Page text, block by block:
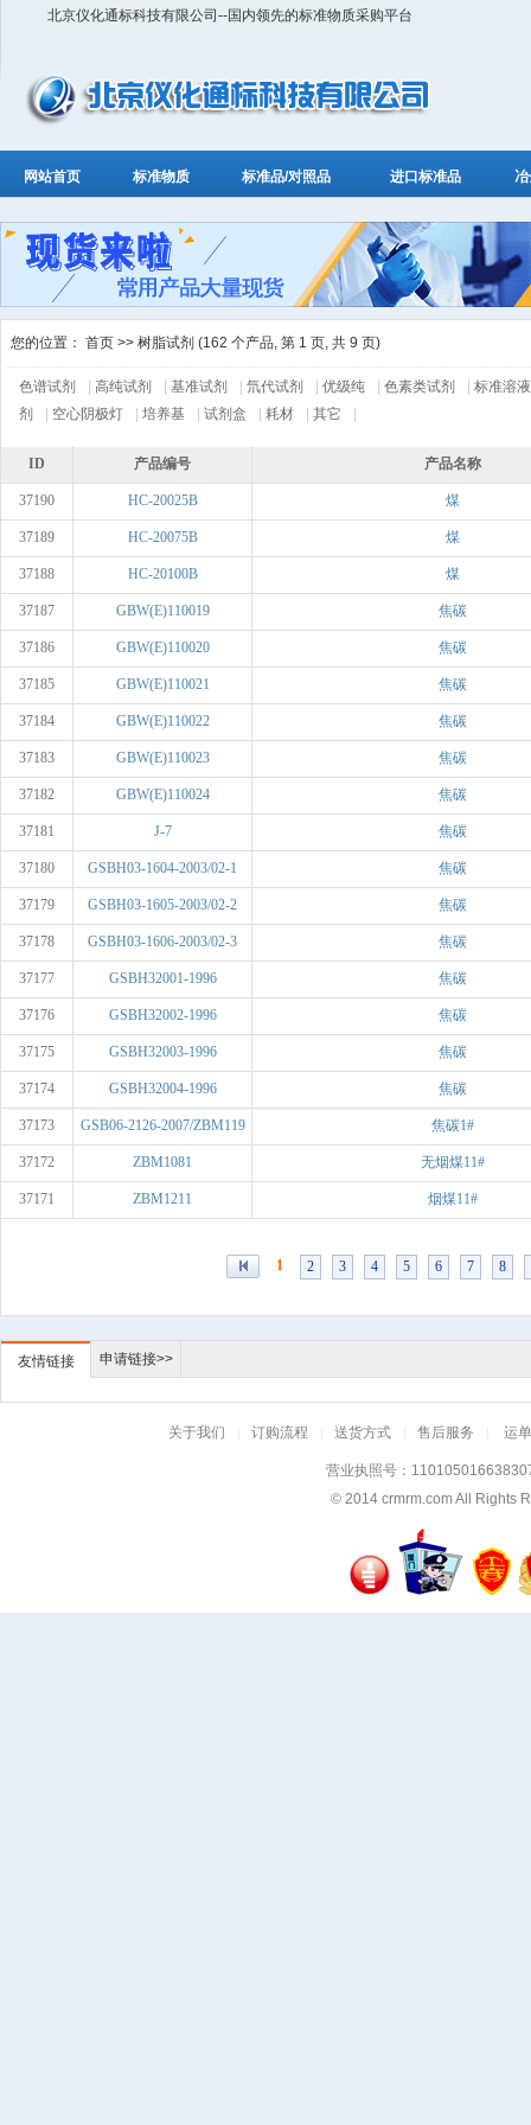
北京仪化通标科技有限公司--国内领先的标准物质采购平台
网站首页 标准物质 标准品/对照品 进口标准品
您的位置： 首页 >> 树脂试剂 (162 个产品, 第 1 页, 共 9 页)
色谱试剂 高纯试剂 基准试剂 氘代试剂 优级纯 色素类试剂
标准溶液
剂
空心阴极灯 培养基 试剂盒 耗材 其它
ID 产品编号 产品名称
37190 HC-20025B 煤
37189 HC-20075B 煤
37188 HC-20100B 煤
37187 GBW(E)110019 焦碳
37186 GBW(E)110020 焦碳
37185 GBW(E)110021 焦碳
37184 GBW(E)110022 焦碳
37183 GBW(E)110023 焦碳
37182 GBW(E)110024 焦碳
37181 J-7 焦碳
37180 GSBH03-1604-2003/02-1 焦碳
37179 GSBH03-1605-2003/02-2 焦碳
37178 GSBH03-1606-2003/02-3 焦碳
37177 GSBH32001-1996 焦碳
37176 GSBH32002-1996 焦碳
37175 GSBH32003-1996 焦碳
37174 GSBH32004-1996 焦碳
37173 GSB06-2126-2007/ZBM119 焦碳1#
37172 ZBM1081 无烟煤11#
37171 ZBM1211 烟煤11#
1 2 3 4 5 6 7 8
友情链接 申请链接>>
关于我们 订购流程 送货方式 售后服务 运
营业执照号：
© 2014 crmrm.comAll Rights